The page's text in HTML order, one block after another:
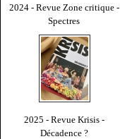
2024 - Revue Zone critique -
Spectres
2025 - Revue Krisis -
Décadence ?